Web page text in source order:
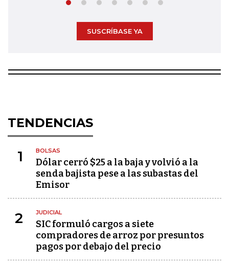
SUSCRÍBASE YA
TENDENCIAS
1 BOLSAS
Dólar cerró $25 a la baja y volvió a la
senda bajista pese a las subastas del
Emisor
2 JUDICIAL
SIC formuló cargos a siete
compradores de arroz por presuntos
pagos por debajo del precio